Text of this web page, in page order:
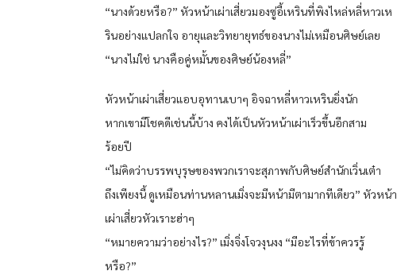
“นางด้วยหรือ?” หัวหน้าเผ่าเสี่ยวมองซู่อี้เหรินที่พิงไหล่หลี่หาวเห
รินอย่างแปลกใจ อายุและวิทยายุทธ์ของนางไม่เหมือนศิษย์เลย
“นางไม่ใช่ นางคือคู่หมั้นของศิษย์น้องหลี่”
หัวหน้าเผ่าเสี่ยวแอบอุทานเบาๆ อิจฉาหลี่หาวเหรินยิ่งนัก
หากเขามีโชคดีเช่นนี้บ้าง คงได้เป็นหัวหน้าเผ่าเร็วขึ้นอีกสาม
ร้อยปี
“ไม่คิดว่าบรรพบุรุษของพวกเราจะสุภาพกับศิษย์สำนักเวิ่นเต๋า
ถึงเพียงนี้ ดูเหมือนท่านหลานเมิ่งจะมีหน้ามีตามากทีเดียว” หัวหน้า
เผ่าเสี่ยวหัวเราะฮ่าๆ
“หมายความว่าอย่างไร?” เมิ่งจิ่งโจวงุนงง “มีอะไรที่ข้าควรรู้
หรือ?”